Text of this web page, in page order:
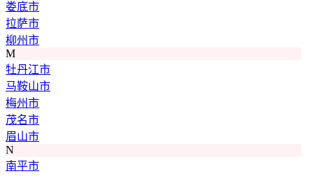
娄底市
拉萨市
柳州市
M
牡丹江市
马鞍山市
梅州市
茂名市
眉山市
N
南平市